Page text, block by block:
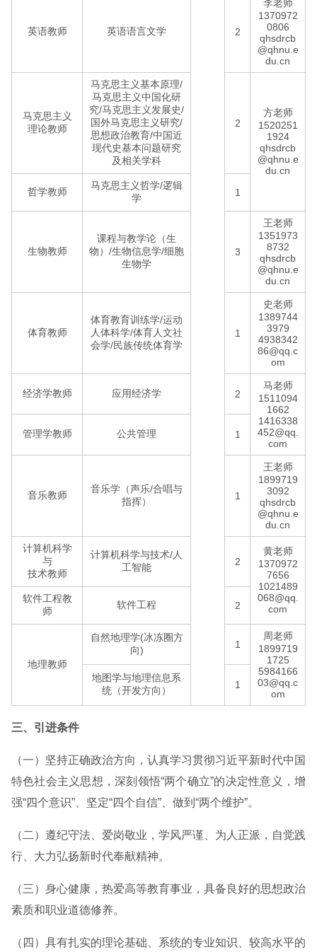
英语教师 英语语言文学 2
李老师
1370972
0806
qhsdrcb
@qhnu.e
du.cn
马克思主义
理论教师
马克思主义基本原理/
马克思主义中国化研
究/马克思主义发展史/
国外马克思主义研究/
思想政治教育/中国近
现代史基本问题研究
及相关学科
2
方老师
1520251
1924
qhsdrcb
@qhnu.e
du.cn
哲学教师
马克思主义哲学/逻辑
学
1
生物教师
课程与教学论（生
物）/生物信息学/细胞
生物学
3
王老师
1351973
8732
qhsdrcb
@qhnu.e
du.cn
体育教师
体育教育训练学/运动
人体科学/体育人文社
会学/民族传统体育学
1
史老师
1389744
3979
4938342
86@qq.c
om
经济学教师 应用经济学 2
马老师
1511094
1662
1416338
452@qq.
com
管理学教师 公共管理 1
音乐教师
音乐学（声乐/合唱与
指挥）
1
王老师
1899719
3092
qhsdrcb
@qhnu.e
du.cn
计算机科学
与
技术教师
计算机科学与技术/人
工智能
2
黄老师
1370972
7656
1021489
068@qq.
com
软件工程教
师
软件工程 2
地理教师
自然地理学(冰冻圈方
向)
1
周老师
1899719
1725
5984166
03@qq.c
om
地图学与地理信息系
统（开发方向）
1
三、引进条件
（一）坚持正确政治方向，认真学习贯彻习近平新时代中国
特色社会主义思想，深刻领悟“两个确立”的决定性意义，增
强“四个意识”、坚定“四个自信”、做到“两个维护”。
（二）遵纪守法、爱岗敬业，学风严谨、为人正派，自觉践
行、大力弘扬新时代奉献精神。
（三）身心健康，热爱高等教育事业，具备良好的思想政治
素质和职业道德修养。
（四）具有扎实的理论基础、系统的专业知识、较高水平的